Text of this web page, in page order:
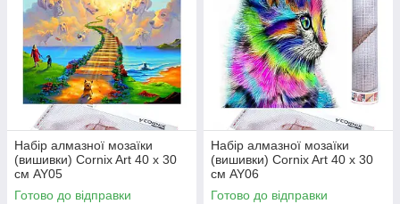
Набір алмазної мозаїки
(вишивки) Cornix Art 40 x 30
см AY05
Готово до відправки
Набір алмазної мозаїки
(вишивки) Cornix Art 40 x 30
см AY06
Готово до відправки